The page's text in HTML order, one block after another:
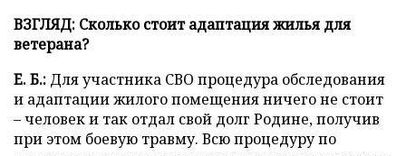
ВЗГЛЯД: Сколько стоит адаптация жилья для
ветерана?
Е. Б.: Для участника СВО процедура обследования
и адаптации жилого помещения ничего не стоит
– человек и так отдал свой долг Родине, получив
при этом боевую травму. Всю процедуру по